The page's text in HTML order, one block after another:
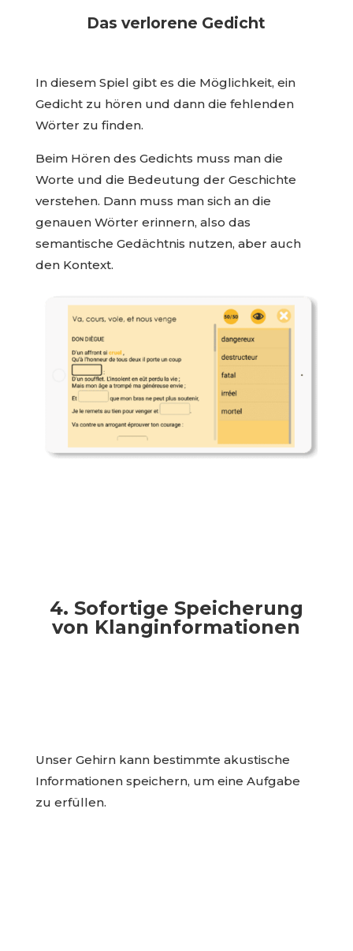
Das verlorene Gedicht
In diesem Spiel gibt es die Möglichkeit, ein
Gedicht zu hören und dann die fehlenden
Wörter zu finden.
Beim Hören des Gedichts muss man die
Worte und die Bedeutung der Geschichte
verstehen. Dann muss man sich an die
genauen Wörter erinnern, also das
semantische Gedächtnis nutzen, aber auch
den Kontext.
4. Sofortige Speicherung
von Klanginformationen
Unser Gehirn kann bestimmte akustische
Informationen speichern, um eine Aufgabe
zu erfüllen.